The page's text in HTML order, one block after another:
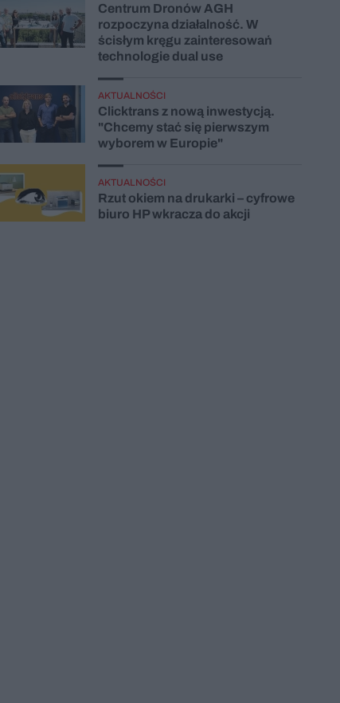
Centrum Dronów AGH
rozpoczyna działalność. W
ścisłym kręgu zainteresowań
technologie dual use
AKTUALNOŚCI
Clicktrans z nową inwestycją.
"Chcemy stać się pierwszym
wyborem w Europie"
AKTUALNOŚCI
Rzut okiem na drukarki – cyfrowe
biuro HP wkracza do akcji